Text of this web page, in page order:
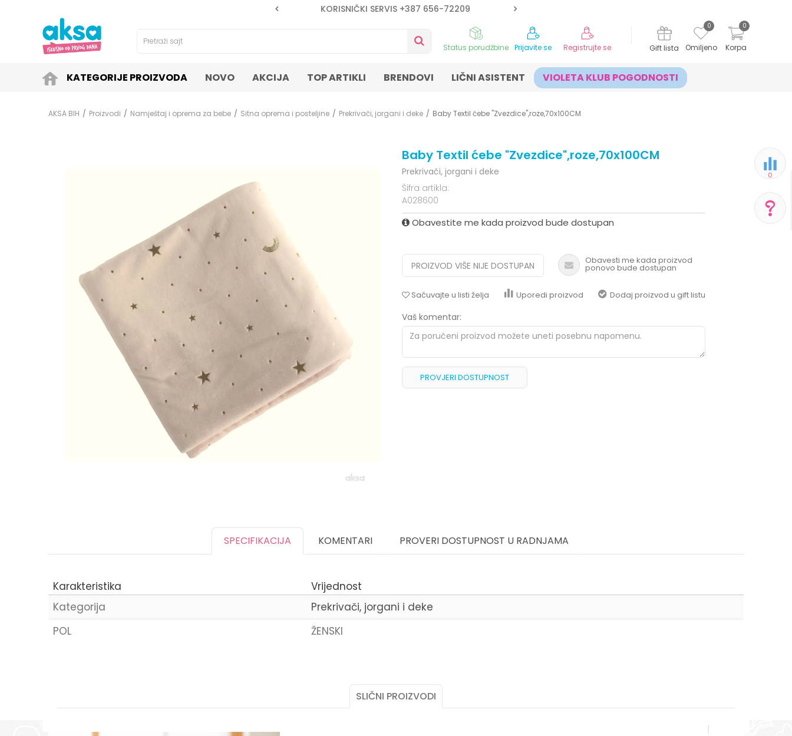
KORISNIČKI SERVIS +387 656-72209
Pretraži sajt
Korpa
0
Omiljeno
0
Gift lista
Prijavite se Registrujte se
Status porudžbine
KATEGORIJE PROIZVODA NOVO AKCIJA TOP ARTIKLI BRENDOVI LIČNI ASISTENT VIOLETA KLUB POGODNOSTI
0
AKSA BIH Proizvodi Namještaj i oprema za bebe Sitna oprema i posteljine Prekrivači, jorgani i deke Baby Textil ćebe "Zvezdice",roze,70x100CM
Baby Textil ćebe "Zvezdice",roze,70x100CM
Prekrivači, jorgani i deke
Šifra artikla:
A028600
Obavestite me kada proizvod bude dostupan
PROIZVOD VIŠE NIJE DOSTUPAN Obavesti me kada proizvod
ponovo bude dostupan
Sačuvajte u listi želja Uporedi proizvod Dodaj proizvod u gift listu
Vaš komentar:
PROVJERI DOSTUPNOST
Za više informacija,
pomoć i porudžbine
Radno vreme
Pišite nam
SPECIFIKACIJA KOMENTARI PROVERI DOSTUPNOST U RADNJAMA
Karakteristika
Vrijednost
Kategorija
Prekrivači, jorgani i deke
POL
ŽENSKI
SLIČNI PROIZVODI